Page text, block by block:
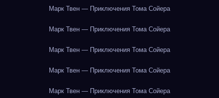
Марк Твен — Приключения Тома Сойера
Марк Твен — Приключения Тома Сойера
Марк Твен — Приключения Тома Сойера
Марк Твен — Приключения Тома Сойера
Марк Твен — Приключения Тома Сойера